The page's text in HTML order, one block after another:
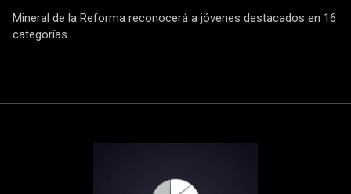
Mineral de la Reforma reconocerá a jóvenes destacados en 16
categorías